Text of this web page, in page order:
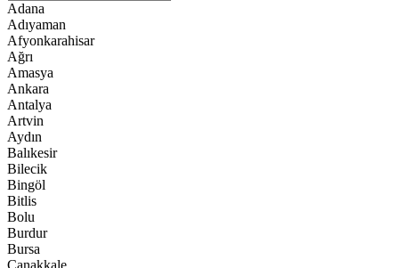
Adana
Adıyaman
Afyonkarahisar
Ağrı
Amasya
Ankara
Antalya
Artvin
Aydın
Balıkesir
Bilecik
Bingöl
Bitlis
Bolu
Burdur
Bursa
Çanakkale